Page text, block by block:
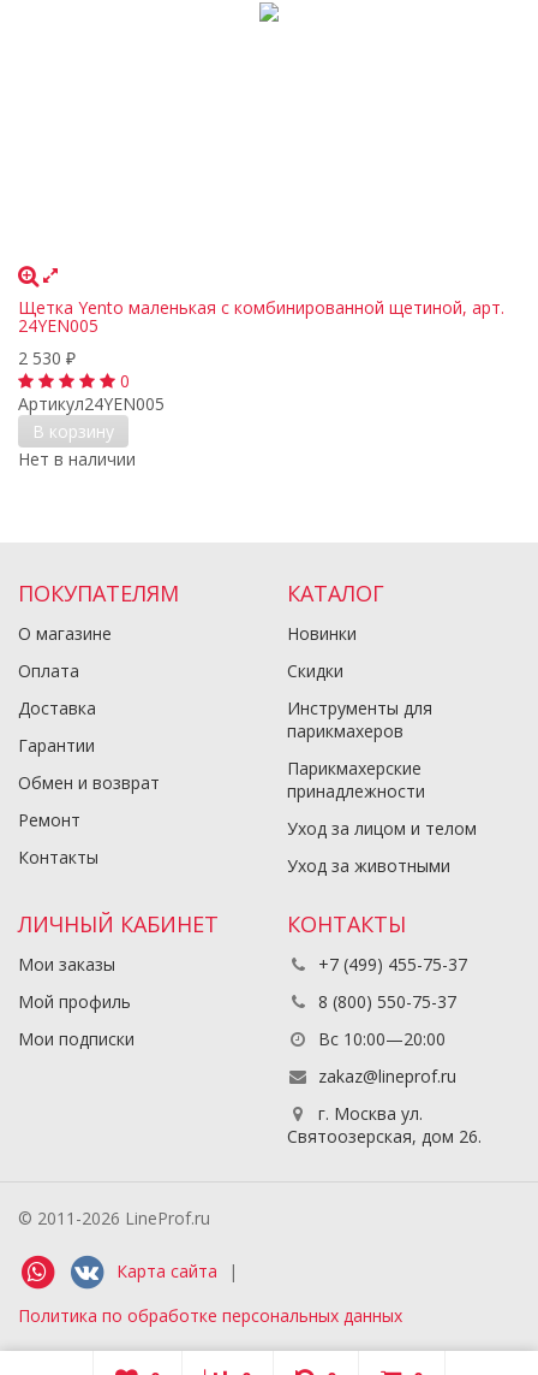
Щетка Yento маленькая с комбинированной щетиной, арт.
24YEN005
2 530 ₽
0
Артикул24YEN005
В корзину
Нет в наличии
ПОКУПАТЕЛЯМ
О магазине
Оплата
Доставка
Гарантии
Обмен и возврат
Ремонт
Контакты
КАТАЛОГ
Новинки
Скидки
Инструменты для
парикмахеров
Парикмахерские
принадлежности
Уход за лицом и телом
Уход за животными
ЛИЧНЫЙ КАБИНЕТ
Мои заказы
Мой профиль
Мои подписки
КОНТАКТЫ
+7 (499) 455-75-37
8 (800) 550-75-37
Вс 10:00—20:00
zakaz@lineprof.ru
г. Москва ул.
Святоозерская, дом 26.
© 2011-2026 LineProf.ru
Карта сайта
|
Политика по обработке персональных данных